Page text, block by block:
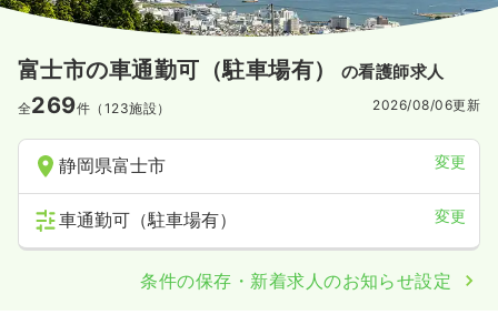
富士市の車通勤可（駐車場有） の看護師求人
全269件（123施設） 2026/08/06更新
静岡県富士市 変更
車通勤可（駐車場有） 変更
条件の保存・新着求人のお知らせ設定